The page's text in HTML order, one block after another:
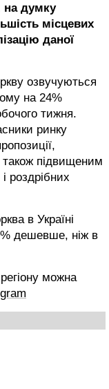
на думку
місцевих
даної
озвучуються
на 24%
тижня.
ринку
також підвищеним
роздрібних
в Україні
дешевше, ніж в
можна